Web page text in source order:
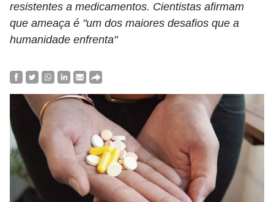
resistentes a medicamentos. Cientistas afirmam
que ameaça é "um dos maiores desafios que a
humanidade enfrenta"